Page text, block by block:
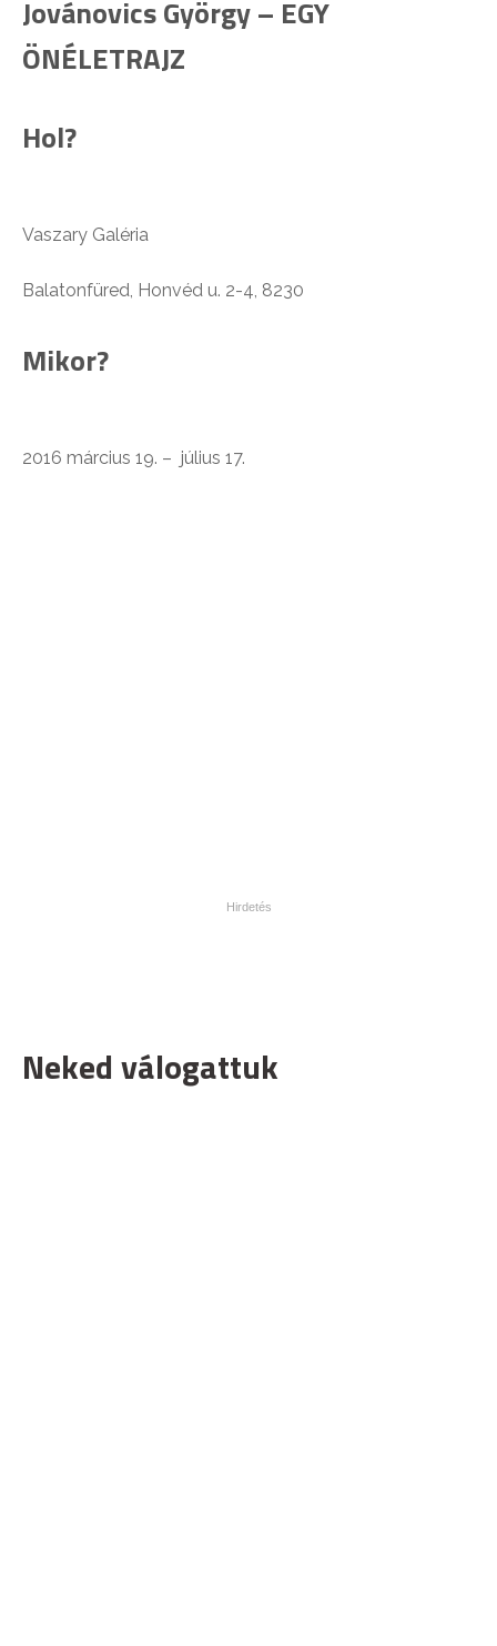
Jovánovics György – EGY
ÖNÉLETRAJZ
Hol?
Vaszary Galéria
Balatonfüred, Honvéd u. 2-4, 8230
Mikor?
2016 március 19. – július 17.
Neked válogattuk